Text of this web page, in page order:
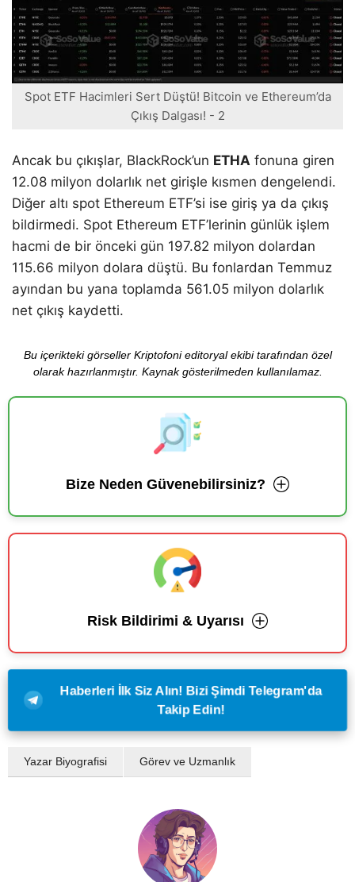
Spot ETF Hacimleri Sert Düştü! Bitcoin ve Ethereum’da
Çıkış Dalgası! - 2
Ancak bu çıkışlar, BlackRock’un ETHA fonuna giren
12.08 milyon dolarlık net girişle kısmen dengelendi.
Diğer altı spot Ethereum ETF’si ise giriş ya da çıkış
bildirmedi. Spot Ethereum ETF’lerinin günlük işlem
hacmi de bir önceki gün 197.82 milyon dolardan
115.66 milyon dolara düştü. Bu fonlardan Temmuz
ayından bu yana toplamda 561.05 milyon dolarlık
net çıkış kaydetti.
Bu içerikteki görseller Kriptofoni editoryal ekibi tarafından özel
olarak hazırlanmıştır. Kaynak gösterilmeden kullanılamaz.
Bize Neden Güvenebilirsiniz?
Risk Bildirimi & Uyarısı
Haberleri İlk Siz Alın! Bizi Şimdi Telegram'da
Takip Edin!
Yazar Biyografisi Görev ve Uzmanlık